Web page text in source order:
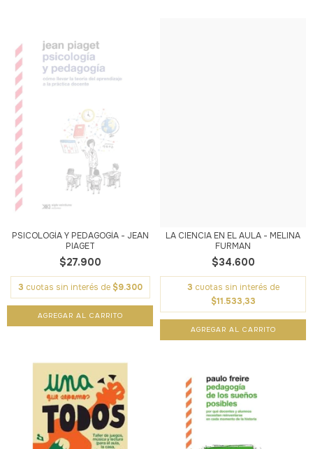
PSICOLOGÍA Y PEDAGOGÍA - JEAN
PIAGET
$27.900
3 cuotas sin interés de $9.300
LA CIENCIA EN EL AULA - MELINA
FURMAN
$34.600
3 cuotas sin interés de
$11.533,33